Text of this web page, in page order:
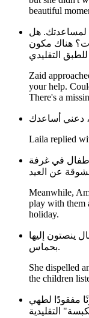
beautiful
لمساعدتك. هل
هناك مكون
Zaid
your help.
There's a
Laila replied
في غرفة
Meanwhile,
play with them
holiday.
ينصتون إليها
بحماس.
She dispelled
the children
مفقودًا لطهي